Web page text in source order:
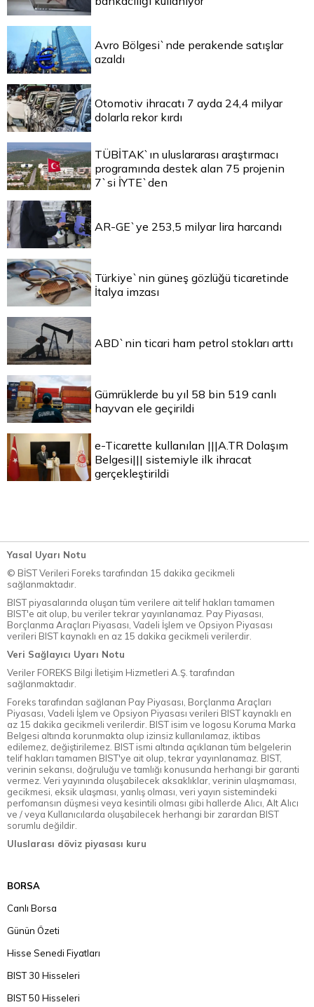
Avro Bölgesi`nde perakende satışlar
azaldı
Otomotiv ihracatı 7 ayda 24,4 milyar
dolarla rekor kırdı
TÜBİTAK`ın uluslararası araştırmacı
programında destek alan 75 projenin
7`si İYTE`den
AR-GE`ye 253,5 milyar lira harcandı
Türkiye`nin güneş gözlüğü ticaretinde
İtalya imzası
ABD`nin ticari ham petrol stokları arttı
Gümrüklerde bu yıl 58 bin 519 canlı
hayvan ele geçirildi
e-Ticarette kullanılan |||A.TR Dolaşım
Belgesi||| sistemiyle ilk ihracat
gerçekleştirildi
Yasal Uyarı Notu
© BİST Verileri Foreks tarafından 15 dakika gecikmeli
sağlanmaktadır.
BIST piyasalarında oluşan tüm verilere ait telif hakları tamamen
BIST'e ait olup, bu veriler tekrar yayınlanamaz. Pay Piyasası,
Borçlanma Araçları Piyasası, Vadeli İşlem ve Opsiyon Piyasası
verileri BIST kaynaklı en az 15 dakika gecikmeli verilerdir.
Veri Sağlayıcı Uyarı Notu
Veriler FOREKS Bilgi İletişim Hizmetleri A.Ş. tarafından
sağlanmaktadır.
Foreks tarafından sağlanan Pay Piyasası, Borçlanma Araçları
Piyasası, Vadeli İşlem ve Opsiyon Piyasası verileri BIST kaynaklı en
az 15 dakika gecikmeli verilerdir. BIST isim ve logosu Koruma Marka
Belgesi altında korunmakta olup izinsiz kullanılamaz, iktibas
edilemez, değiştirilemez. BIST ismi altında açıklanan tüm belgelerin
telif hakları tamamen BIST'ye ait olup, tekrar yayınlanamaz. BIST,
verinin sekansı, doğruluğu ve tamlığı konusunda herhangi bir garanti
vermez. Veri yayınında oluşabilecek aksaklıklar, verinin ulaşmaması,
gecikmesi, eksik ulaşması, yanlış olması, veri yayın sistemindeki
perfomansın düşmesi veya kesintili olması gibi hallerde Alıcı, Alt Alıcı
ve / veya Kullanıcılarda oluşabilecek herhangi bir zarardan BIST
sorumlu değildir.
Uluslarası döviz piyasası kuru
BORSA
Canlı Borsa
Günün Özeti
Hisse Senedi Fiyatları
BIST 30 Hisseleri
BIST 50 Hisseleri